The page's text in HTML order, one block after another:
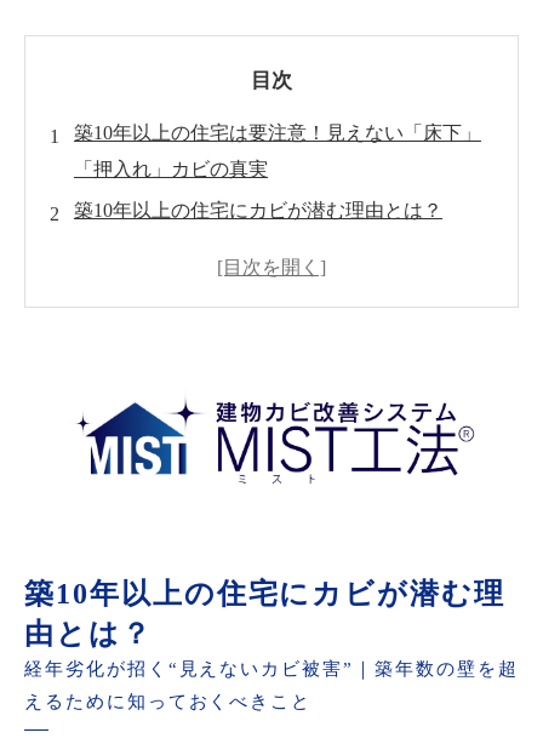
目次
築10年以上の住宅は要注意！見えない「床下」
「押入れ」カビの真実
築10年以上の住宅にカビが潜む理由とは？
「深部カビ」の正体
MIST工法®なら見えない深部のカビも“根本除
まだ目に見えていない“今”こそ、対策のチャン
ス！
まとめ｜見えない場所の点検で、住宅と家族を
守ろう
築10年以上の住宅にカビが潜む理
由とは？
経年劣化が招く“見えないカビ被害”｜築年数の壁を超
えるために知っておくべきこと